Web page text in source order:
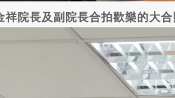
祥院長及副院長合拍歡樂的大